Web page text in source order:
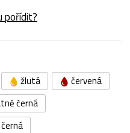
pořídit?
žlutá
červená
černá